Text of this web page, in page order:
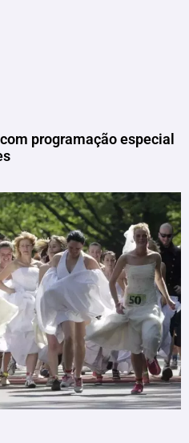
programação especial